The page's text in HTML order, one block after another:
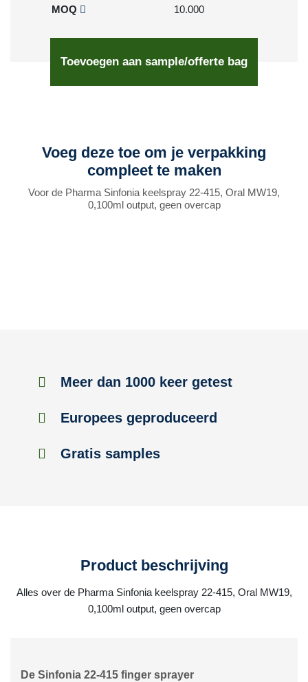
MOQ
10.000
Toevoegen aan sample/offerte bag
Voeg deze toe om je verpakking
compleet te maken
Voor de Pharma Sinfonia keelspray 22-415, Oral MW19,
0,100ml output, geen overcap
Meer dan 1000 keer getest
Europees geproduceerd
Gratis samples
Product beschrijving
Alles over de Pharma Sinfonia keelspray 22-415, Oral MW19,
0,100ml output, geen overcap
De Sinfonia 22-415 finger sprayer